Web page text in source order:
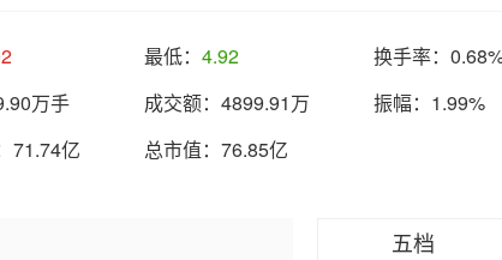
最低： 4.92 换手率：
万手 成交额： 4899.91万 振幅： 1.99%
71.74亿 总市值： 76.85亿
五档